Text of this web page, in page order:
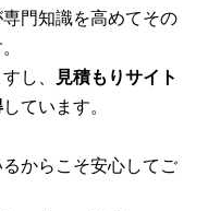
門知識を高めてその
し、
見積もりサイト
しています。
からこそ安心してご